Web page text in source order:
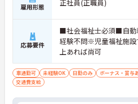
雇用形態 正社員(正職員)
応募要件
■社会福祉士必須■自
経験不問※児童福祉施設
上あれば尚可
車通勤可 未経験OK 日勤のみ ボーナス・賞与
交通費支給